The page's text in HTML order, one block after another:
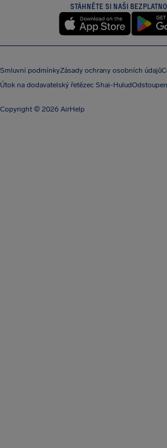
STÁHNĚTE SI NAŠI
Smluvní podmínkyZásady ochrany osobních údajů
Útok na dodavatelský řetězec Shai-Hulud
Copyright © 2026 AirHelp